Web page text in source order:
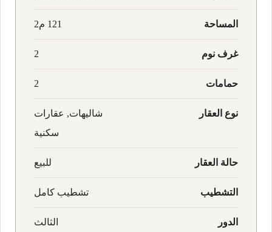
المساحة 121 م2
غرف نوم 2
حمامات 2
نوع العقار
شاليهات, عقارات
سكنية
حالة العقار للبيع
التشطيب تشطيب كامل
الدور الثالث